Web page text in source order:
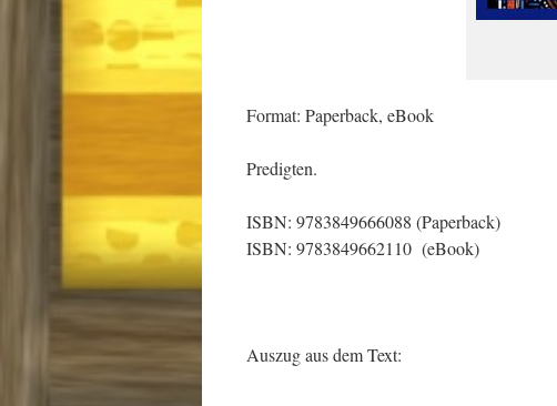
Format: Paperback, eBook
Predigten.
ISBN: 9783849666088 (Paperback)
ISBN: 9783849662110 (eBook)
Auszug aus dem Text: